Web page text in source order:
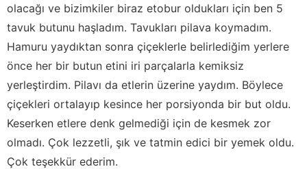
olacağı ve bizimkiler biraz etobur oldukları için ben 5
tavuk butunu haşladım. Tavukları pilava koymadım.
Hamuru yaydıktan sonra çiçeklerle belirlediğim yerlere
önce her bir butun etini iri parçalarla kemiksiz
yerleştirdim. Pilavı da etlerin üzerine yaydım. Böylece
çiçekleri ortalayıp kesince her porsiyonda bir but oldu.
Keserken etlere denk gelmediği için de kesmek zor
olmadı. Çok lezzetli, şık ve tatmin edici bir yemek oldu.
Çok teşekkür ederim.